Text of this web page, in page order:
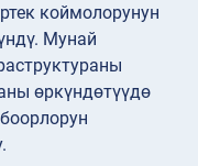
коймолорунун
Мунай
өркүндөтүүдө